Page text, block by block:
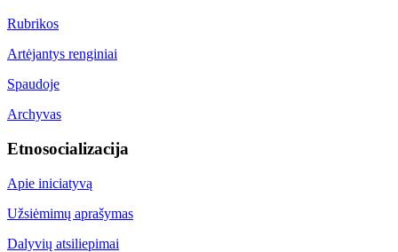
Rubrikos
Artėjantys renginiai
Spaudoje
Archyvas
Etnosocializacija
Apie iniciatyvą
Užsiėmimų aprašymas
Dalyvių atsiliepimai